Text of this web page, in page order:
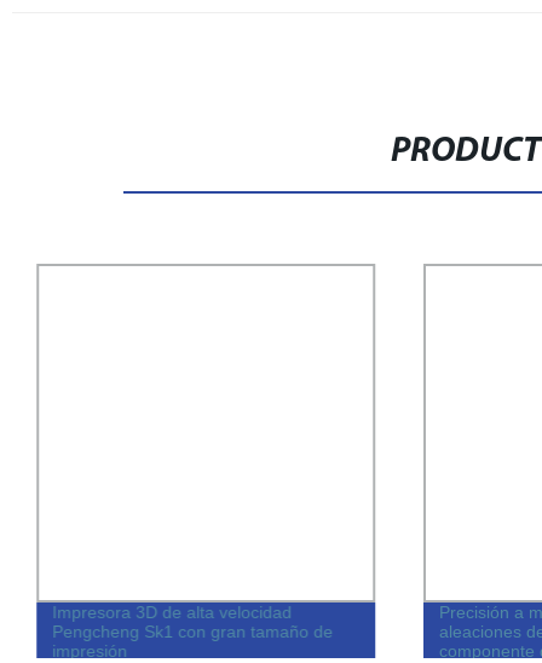
Impresora 3D de alta velocidad
Pengcheng Sk1 con gran tamaño de
impresión
Precisión a
aleaciones
componente